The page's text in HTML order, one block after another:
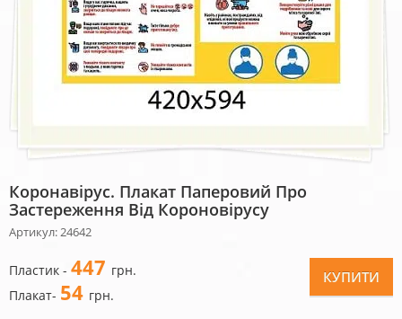
Коронавірус. Плакат Паперовий Про
Застереження Від Короновірусу
Артикул: 24642
Пластик - 447 грн.
Плакат- 54 грн.
КУПИТИ